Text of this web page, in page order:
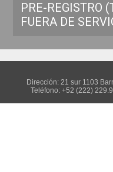
PRE-REGISTRO
FUERA DE
Dirección: 21 sur 1103
Teléfono: +52 (222)